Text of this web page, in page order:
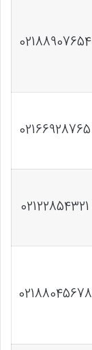
02188907654
02166928765
02122854321
02188045678